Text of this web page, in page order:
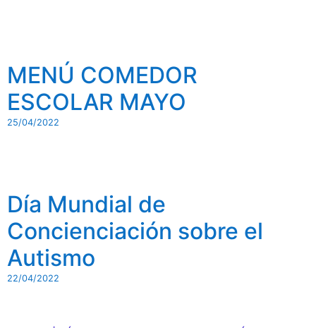
MENÚ COMEDOR
ESCOLAR MAYO
25/04/2022
Día Mundial de
Concienciación sobre el
Autismo
22/04/2022